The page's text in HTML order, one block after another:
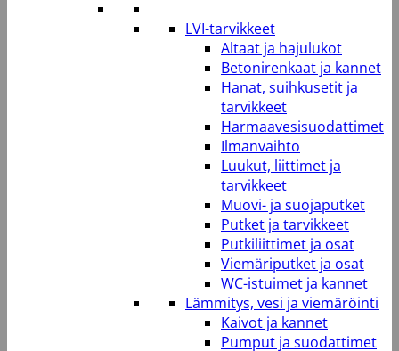
LVI-tarvikkeet
Altaat ja hajulukot
Betonirenkaat ja kannet
Hanat, suihkusetit ja
tarvikkeet
Harmaavesisuodattimet
Ilmanvaihto
Luukut, liittimet ja
tarvikkeet
Muovi- ja suojaputket
Putket ja tarvikkeet
Putkiliittimet ja osat
Viemäriputket ja osat
WC-istuimet ja kannet
Lämmitys, vesi ja viemäröinti
Kaivot ja kannet
Pumput ja suodattimet